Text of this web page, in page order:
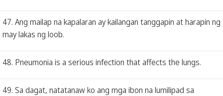
47. Ang mailap na kapalaran ay kailangan tanggapin at harapin ng
may lakas ng loob.
48. Pneumonia is a serious infection that affects the lungs.
49. Sa dagat, natatanaw ko ang mga ibon na lumilipad sa